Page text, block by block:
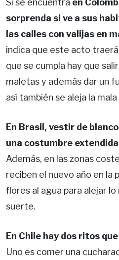
Si se encuentra en
sorprenda si ve a sus
las calles con valijas en
indica que este acto
que se cumpla hay que
maletas y además dar un
así también se aleja la
En Brasil, vestir de
una costumbre
Además, en las zonas
reciben el nuevo año en la
flores al agua para alejar
suerte.
En Chile hay dos ritos
Uno es comer una